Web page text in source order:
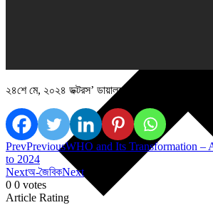
২৪শে মে, ২০২৪ ডক্টরস’ ডায়ালগের ফেসবুক লাইভে
PrevPreviousWHO and Its Transformation –
to 2024
Nextঅ-জৈবিকNext
0 0 votes
Article Rating